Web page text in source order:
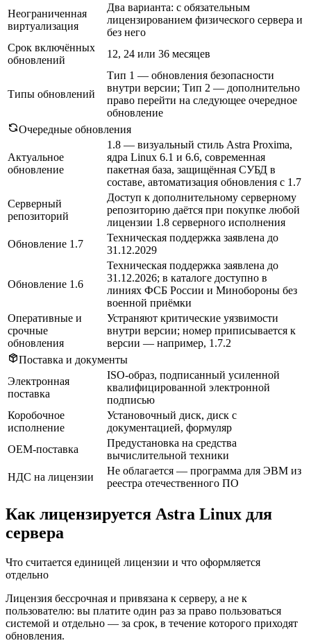
Неограниченная
виртуализация
Два варианта: с обязательным
лицензированием физического сервера и
без него
Срок включённых
обновлений
12, 24 или 36 месяцев
Типы обновлений
Тип 1 — обновления безопасности
внутри версии; Тип 2 — дополнительно
право перейти на следующее очередное
обновление
Очередные обновления
Актуальное
обновление
1.8 — визуальный стиль Astra Proxima,
ядра Linux 6.1 и 6.6, современная
пакетная база, защищённая СУБД в
составе, автоматизация обновления с 1.7
Серверный
репозиторий
Доступ к дополнительному серверному
репозиторию даётся при покупке любой
лицензии 1.8 серверного исполнения
Обновление 1.7
Техническая поддержка заявлена до
31.12.2029
Обновление 1.6
Техническая поддержка заявлена до
31.12.2026; в каталоге доступно в
линиях ФСБ России и Минобороны без
военной приёмки
Оперативные и
срочные
обновления
Устраняют критические уязвимости
внутри версии; номер приписывается к
версии — например, 1.7.2
Поставка и документы
Электронная
поставка
ISO-образ, подписанный усиленной
квалифицированной электронной
подписью
Коробочное
исполнение
Установочный диск, диск с
документацией, формуляр
OEM-поставка
Предустановка на средства
вычислительной техники
НДС на лицензии
Не облагается — программа для ЭВМ из
реестра отечественного ПО
Как лицензируется Astra Linux для
сервера
Что считается единицей лицензии и что оформляется
отдельно
Лицензия бессрочная и привязана к серверу, а не к
пользователю: вы платите один раз за право пользоваться
системой и отдельно — за срок, в течение которого приходят
обновления.